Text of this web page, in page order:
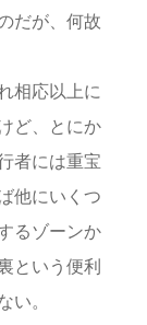
だが、何故
相応以上に
ど、とにか
者には重宝
他にいくつ
るゾーンか
という便利
い。